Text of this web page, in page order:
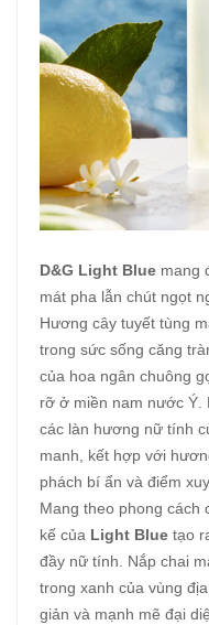
D&G Light Blue mang
mát pha lẫn chút ngọt
Hương cây tuyết tùng
trong sức sống căng
của hoa ngân chuông
rỡ ở miền nam nước
các làn hương nữ tính
manh, kết hợp với
phách bí ẩn và điểm
Mang theo phong cách
kế của Light Blue tạo
đầy nữ tính. Nắp chai
trong xanh của vùng
giản và mạnh mẽ đại